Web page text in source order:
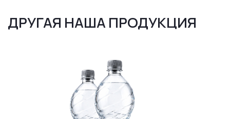
ДРУГАЯ НАША ПРОДУКЦИЯ